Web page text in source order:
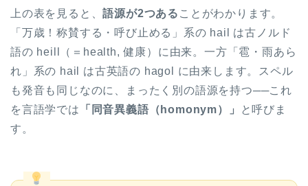
上の表を見ると、語源が2つある ことがわかります。
「万歳！称賛する・呼び止める」系の hail は古ノルド
語の heill（＝health, 健康）に由来。一方「雹・雨あら
れ」系の hail は古英語の hagol に由来します。スペル
も発音も同じなのに、まったく別の語源を持つ──これ
を言語学では
「同音異義語（homonym）」
と呼びま
す。
原田高志の”ほぼ日刊”英語